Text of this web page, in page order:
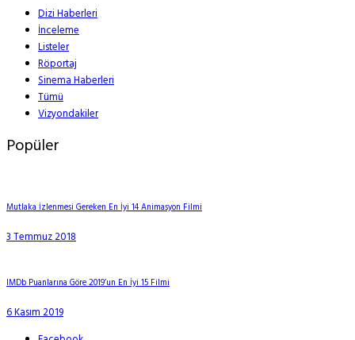
Dizi Haberleri
İnceleme
Listeler
Röportaj
Sinema Haberleri
Tümü
Vizyondakiler
Popüler
Mutlaka İzlenmesi Gereken En İyi 14 Animasyon Filmi
3 Temmuz 2018
IMDb Puanlarına Göre 2019’un En İyi 15 Filmi
6 Kasım 2019